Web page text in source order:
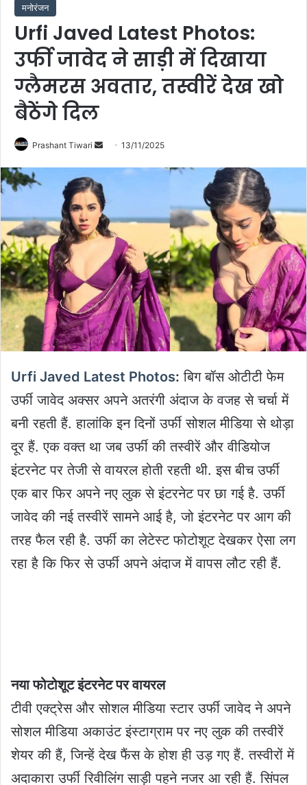
मनोरंजन
Urfi Javed Latest Photos:
उर्फी जावेद ने साड़ी में दिखाया
ग्लैमरस अवतार, तस्वीरें देख खो
बैठेंगे दिल
Prashant Tiwari
Send13/11/2025
Urfi Javed Latest Photos: बिग बॉस ओटीटी फेम
उर्फी जावेद अक्सर अपने अतरंगी अंदाज के वजह से चर्चा में
बनी रहती हैं. हालांकि इन दिनों उर्फी सोशल मीडिया से थोड़ा
दूर हैं. एक वक्त था जब उर्फी की तस्वीरें और वीडियोज
इंटरनेट पर तेजी से वायरल होती रहती थी. इस बीच उर्फी
एक बार फिर अपने नए लुक से इंटरनेट पर छा गई है. उर्फी
जावेद की नई तस्वीरें सामने आई है, जो इंटरनेट पर आग की
तरह फैल रही है. उर्फी का लेटेस्ट फोटोशूट देखकर ऐसा लग
रहा है कि फिर से उर्फी अपने अंदाज में वापस लौट रही हैं.
नया फोटोशूट इंटरनेट पर वायरल
टीवी एक्ट्रेस और सोशल मीडिया स्टार उर्फी जावेद ने अपने
सोशल मीडिया अकाउंट इंस्टाग्राम पर नए लुक की तस्वीरें
शेयर की हैं, जिन्हें देख फैंस के होश ही उड़ गए हैं. तस्वीरों में
अदाकारा उर्फी रिवीलिंग साड़ी पहने नजर आ रही हैं. सिंपल